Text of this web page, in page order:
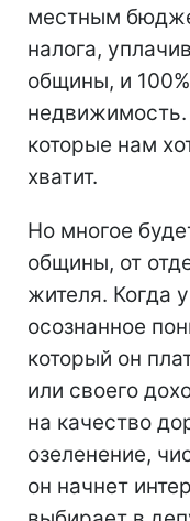
местным
налога,
общины, и
которые нам
хватит.
Но многое
общины, от
жителя. Когда
осознанное
который он
или своего
на качество
озеленение,
он начнет